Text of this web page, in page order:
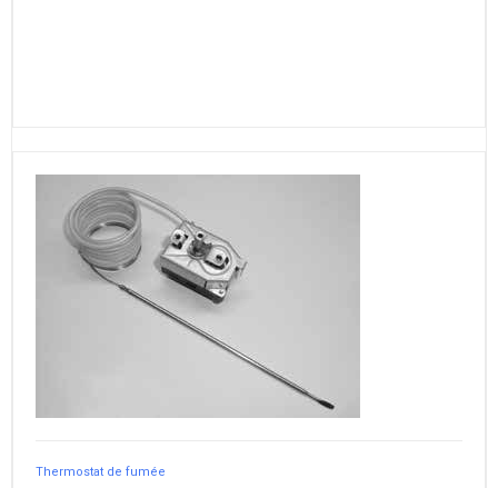
Thermostat de fumée